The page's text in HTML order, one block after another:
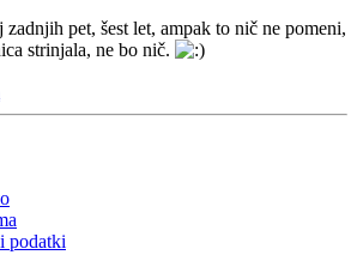
zadnjih pet, šest let, ampak to nič ne pomeni,
strinjala, ne bo nič.
podatki